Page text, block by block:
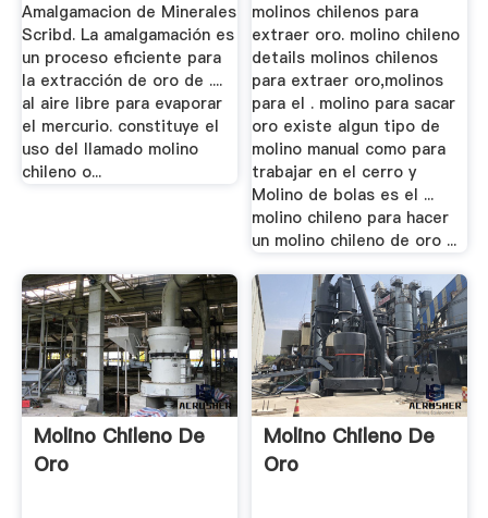
Amalgamacion de Minerales
Scribd. La amalgamación es
un proceso eficiente para
la extracción de oro de ....
al aire libre para evaporar
el mercurio. constituye el
uso del llamado molino
chileno o...
molinos chilenos para
extraer oro. molino chileno
details molinos chilenos
para extraer oro,molinos
para el . molino para sacar
oro existe algun tipo de
molino manual como para
trabajar en el cerro y
Molino de bolas es el ...
molino chileno para hacer
un molino chileno de oro ...
Molino Chileno De
Oro
Molino Chileno De
Oro